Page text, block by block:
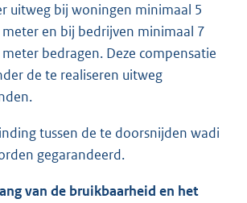
uitweg bij woningen minimaal 5
en bij bedrijven minimaal 7
bedragen. Deze compensatie
de te realiseren uitweg
tussen de te doorsnijden wadi
gegarandeerd.
van de bruikbaarheid en het